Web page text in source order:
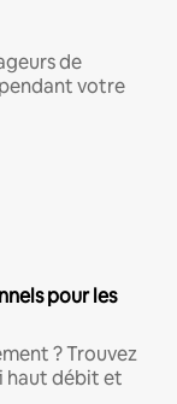
de
votre
pour les
? Trouvez
haut débit et